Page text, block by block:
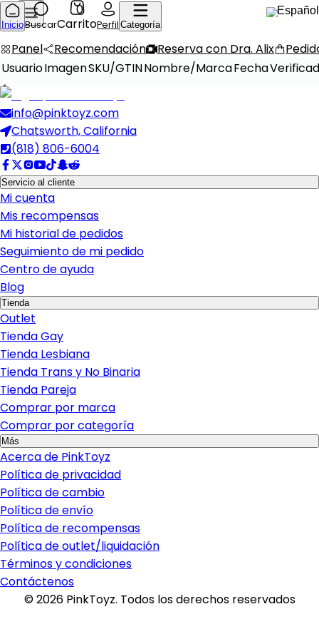
Español
InicioBuscar
0
CarritoPerfil Categoría
Panel Recomendación Reserva con Dra. Alix
UsuarioImagenSKU/GTINNombre/MarcaFecha
info@pinktoyz.com
Chatsworth, California
(818) 806-6004
Servicio al cliente
Mi cuenta
Mis recompensas
Mi historial de pedidos
Seguimiento de mi pedido
Centro de ayuda
Blog
Tienda
Outlet
Tienda Gay
Tienda Lesbiana
Tienda Trans y No Binaria
Tienda Pareja
Comprar por marca
Comprar por categoría
Más
Acerca de PinkToyz
Política de privacidad
Política de cambio
Política de envío
Política de recompensas
Política de outlet/liquidación
Términos y condiciones
Contáctenos
©2026 PinkToyz. Todos los derechos reservados